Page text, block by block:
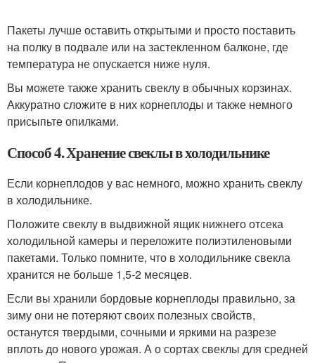
Пакеты лучше оставить открытыми и просто поставить
на полку в подвале или на застекленном балконе, где
температура не опускается ниже нуля.
Вы можете также хранить свеклу в обычных корзинах.
Аккуратно сложите в них корнеплоды и также немного
присыпьте опилками.
Способ 4. Хранение свеклы в холодильнике
Если корнеплодов у вас немного, можно хранить свеклу
в холодильнике.
Положите свеклу в выдвижной ящик нижнего отсека
холодильной камеры и переложите полиэтиленовыми
пакетами. Только помните, что в холодильнике свекла
хранится не больше 1,5-2 месяцев.
Если вы хранили бордовые корнеплоды правильно, за
зиму они не потеряют своих полезных свойств,
останутся твердыми, сочными и яркими на разрезе
вплоть до нового урожая. А о сортах свеклы для средней